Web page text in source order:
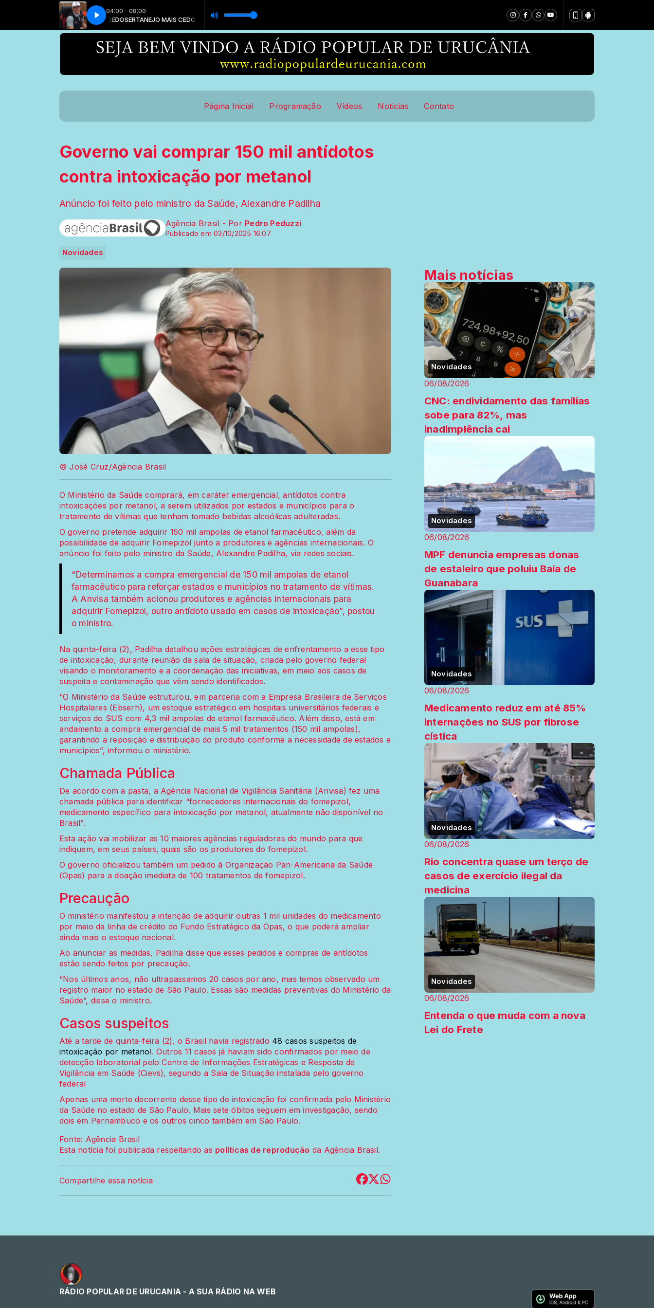
04:00 - 08:00
MAIS CEDO com CARLOS MACEDOSERTANEJO MAIS CEDO com CARLOS MACEDO
Página Inicial Programação Vídeos Notícias Contato
Governo vai comprar 150 mil antídotos
contra intoxicação por metanol
Anúncio foi feito pelo ministro da Saúde, Alexandre Padilha
Agência Brasil - Por Pedro Peduzzi
Publicado em 03/10/2025 16:07
Novidades
© José Cruz/Agência Brasil
O Ministério da Saúde comprará, em caráter emergencial, antídotos contra
intoxicações por metanol, a serem utilizados por estados e municípios para o
tratamento de vítimas que tenham tomado bebidas alcoólicas adulteradas.
O governo pretende adquirir 150 mil ampolas de etanol farmacêutico, além da
possibilidade de adquirir Fomepizol junto a produtores e agências internacionais. O
anúncio foi feito pelo ministro da Saúde, Alexandre Padilha, via redes sociais.
“Determinamos a compra emergencial de 150 mil ampolas de etanol
farmacêutico para reforçar estados e municípios no tratamento de vítimas.
A Anvisa também acionou produtores e agências internacionais para
adquirir Fomepizol, outro antídoto usado em casos de intoxicação”, postou
o ministro.
Na quinta-feira (2), Padilha detalhou ações estratégicas de enfrentamento a esse tipo
de intoxicação, durante reunião da sala de situação, criada pelo governo federal
visando o monitoramento e a coordenação das iniciativas, em meio aos casos de
suspeita e contaminação que vêm sendo identificados.
“O Ministério da Saúde estruturou, em parceria com a Empresa Brasileira de Serviços
Hospitalares (Ebserh), um estoque estratégico em hospitais universitários federais e
serviços do SUS com 4,3 mil ampolas de etanol farmacêutico. Além disso, está em
andamento a compra emergencial de mais 5 mil tratamentos (150 mil ampolas),
garantindo a reposição e distribuição do produto conforme a necessidade de estados e
municípios”, informou o ministério.
Chamada Pública
De acordo com a pasta, a Agência Nacional de Vigilância Sanitária (Anvisa) fez uma
chamada pública para identificar “fornecedores internacionais do fomepizol,
medicamento específico para intoxicação por metanol, atualmente não disponível no
Brasil”.
Esta ação vai mobilizar as 10 maiores agências reguladoras do mundo para que
indiquem, em seus países, quais são os produtores do fomepizol.
O governo oficializou também um pedido à Organização Pan-Americana da Saúde
(Opas) para a doação imediata de 100 tratamentos de fomepizol.
Precaução
O ministério manifestou a intenção de adquirir outras 1 mil unidades do medicamento
por meio da linha de crédito do Fundo Estratégico da Opas, o que poderá ampliar
ainda mais o estoque nacional.
Ao anunciar as medidas, Padilha disse que esses pedidos e compras de antídotos
estão sendo feitos por precaução.
“Nos últimos anos, não ultrapassamos 20 casos por ano, mas temos observado um
registro maior no estado de São Paulo. Essas são medidas preventivas do Ministério da
Saúde”, disse o ministro.
Casos suspeitos
Até a tarde de quinta-feira (2), o Brasil havia registrado 48 casos suspeitos de
intoxicação por metanol. Outros 11 casos já haviam sido confirmados por meio de
detecção laboratorial pelo Centro de Informações Estratégicas e Resposta de
Vigilância em Saúde (Cievs), segundo a Sala de Situação instalada pelo governo
federal
Apenas uma morte decorrente desse tipo de intoxicação foi confirmada pelo Ministério
da Saúde no estado de São Paulo. Mais sete óbitos seguem em investigação, sendo
dois em Pernambuco e os outros cinco também em São Paulo.
Fonte: Agência Brasil
Esta notícia foi publicada respeitando as políticas de reprodução da Agência Brasil.
Compartilhe essa notícia
Mais notícias
Novidades
06/08/2026
CNC: endividamento das famílias
sobe para 82%, mas
inadimplência cai
Novidades
06/08/2026
MPF denuncia empresas donas
de estaleiro que poluiu Baía de
Guanabara
Novidades
06/08/2026
Medicamento reduz em até 85%
internações no SUS por fibrose
cística
Novidades
06/08/2026
Rio concentra quase um terço de
casos de exercício ilegal da
medicina
Novidades
06/08/2026
Entenda o que muda com a nova
Lei do Frete
RÁDIO POPULAR DE URUCANIA - A SUA RÁDIO NA WEB